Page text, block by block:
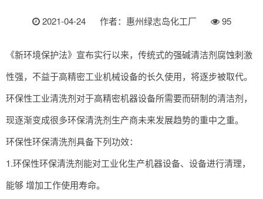
2021-04-24 作者：惠州绿志岛化工厂 95
《新环境保护法》宣布实行以来，传统式的强碱清洁剂腐蚀刺激
性强，不益于高精密工业机械设备的长久使用，将逐步被取代。
环保性工业清洗剂对于高精密机器设备所需要而研制的清洁剂，
现逐渐变成很多环保清洗剂生产商未来发展趋势的重中之重。
环保性环保清洗剂具备下列功效：
1.环保性环保清洗剂能对工业化生产机器设备、设备进行清理，
能够 增加工作使用寿命。